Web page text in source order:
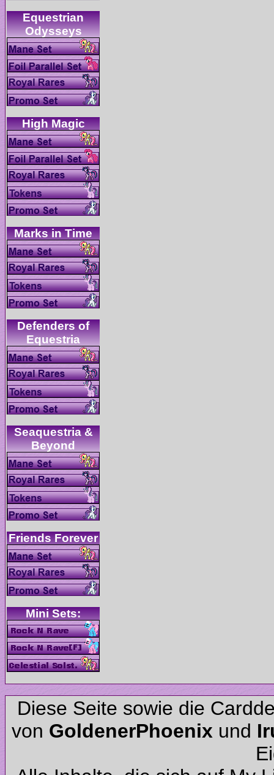
Equestrian
Defenders of
Seaquestria &
Diese Seite sowie die
von
und